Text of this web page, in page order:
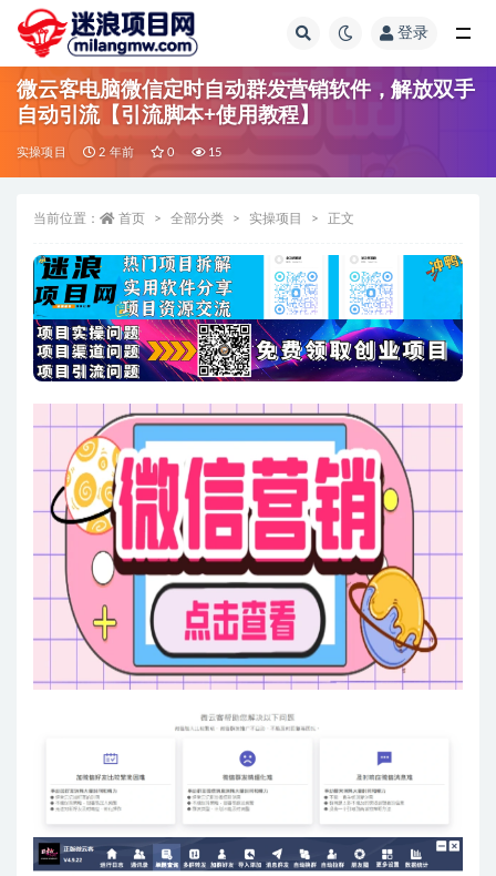
登录
微云客电脑微信定时自动群发营销软件，解放双手
自动引流【引流脚本+使用教程】
实操项目 2 年前 0 15
当前位置： 首页 全部分类 实操项目 正文
全部